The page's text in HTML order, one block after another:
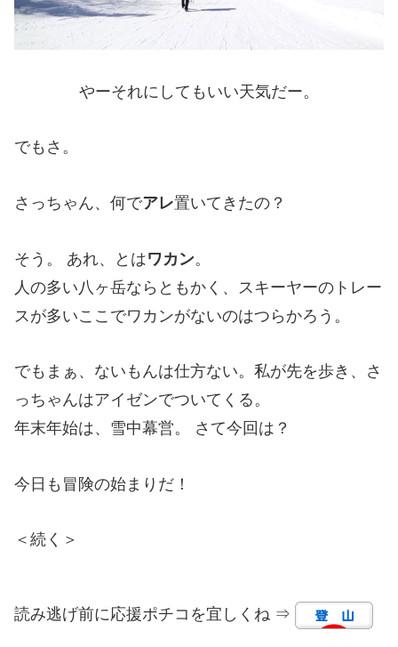
やーそれにしてもいい天気だー。
でもさ。
さっちゃん、何でアレ置いてきたの？
そう。 あれ、とはワカン。
人の多い八ヶ岳ならともかく、スキーヤーのトレー
スが多いここでワカンがないのはつらかろう。
でもまぁ、ないもんは仕方ない。私が先を歩き、さ
っちゃんはアイゼンでついてくる。
年末年始は、雪中幕営。 さて今回は？
今日も冒険の始まりだ！
＜続く＞
読み逃げ前に応援ポチコを宜しくね ⇒